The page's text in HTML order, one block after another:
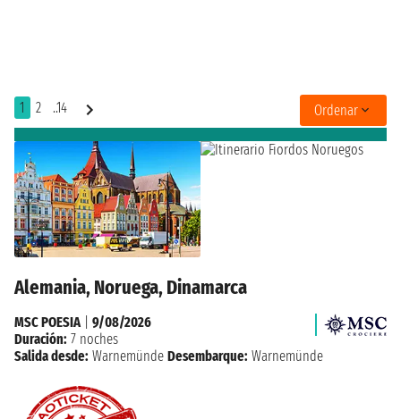
1 2 ..14 Ordenar
Alemania, Noruega, Dinamarca
MSC POESIA
9/08/2026
Duración: 7 noches
Salida desde: Warnemünde Desembarque: Warnemünde